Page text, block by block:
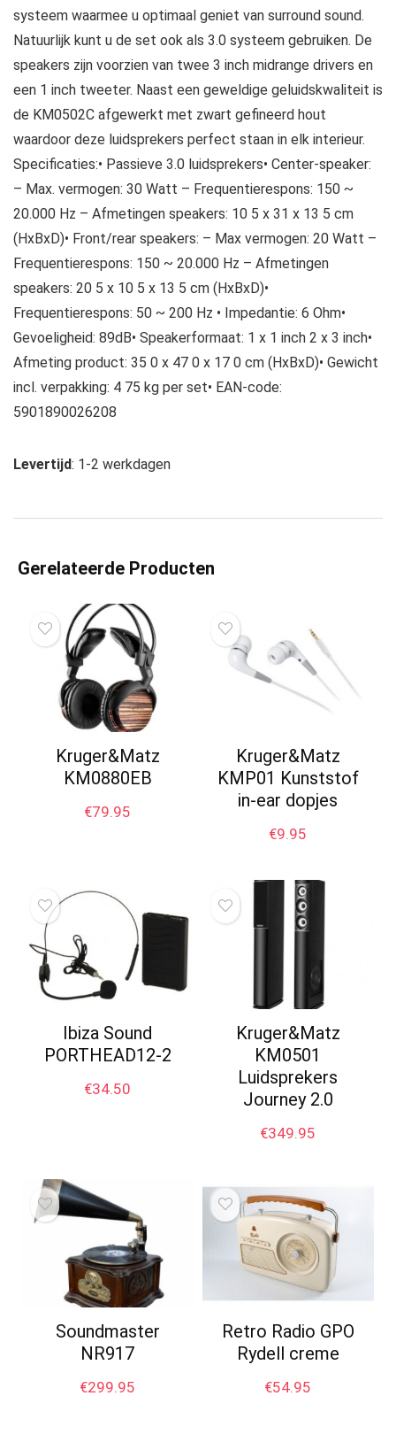
systeem waarmee u optimaal geniet van surround sound.
Natuurlijk kunt u de set ook als 3.0 systeem gebruiken. De
speakers zijn voorzien van twee 3 inch midrange drivers en
een 1 inch tweeter. Naast een geweldige geluidskwaliteit is
de KM0502C afgewerkt met zwart gefineerd hout
waardoor deze luidsprekers perfect staan in elk interieur.
Specificaties:• Passieve 3.0 luidsprekers• Center-speaker:
– Max. vermogen: 30 Watt – Frequentierespons: 150 ~
20.000 Hz – Afmetingen speakers: 10 5 x 31 x 13 5 cm
(HxBxD)• Front/rear speakers: – Max vermogen: 20 Watt –
Frequentierespons: 150 ~ 20.000 Hz – Afmetingen
speakers: 20 5 x 10 5 x 13 5 cm (HxBxD)•
Frequentierespons: 50 ~ 200 Hz • Impedantie: 6 Ohm•
Gevoeligheid: 89dB• Speakerformaat: 1 x 1 inch 2 x 3 inch•
Afmeting product: 35 0 x 47 0 x 17 0 cm (HxBxD)• Gewicht
incl. verpakking: 4 75 kg per set• EAN-code:
5901890026208
Levertijd: 1-2 werkdagen
Gerelateerde Producten
Kruger&Matz
KM0880EB
€79.95
Kruger&Matz
KMP01 Kunststof
in-ear dopjes
€9.95
Ibiza Sound
PORTHEAD12-2
€34.50
Kruger&Matz
KM0501
Luidsprekers
Journey 2.0
€349.95
Soundmaster
NR917
€299.95
Retro Radio GPO
Rydell creme
€54.95